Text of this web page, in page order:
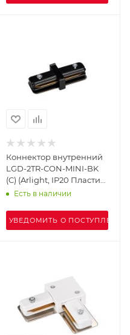
Коннектор внутренний
LGD-2TR-CON-MINI-BK
(C) (Arlight, IP20 Пластик,
3 года)
Есть в наличии
УВЕДОМИТЬ О ПОСТУПЛЕНИИ